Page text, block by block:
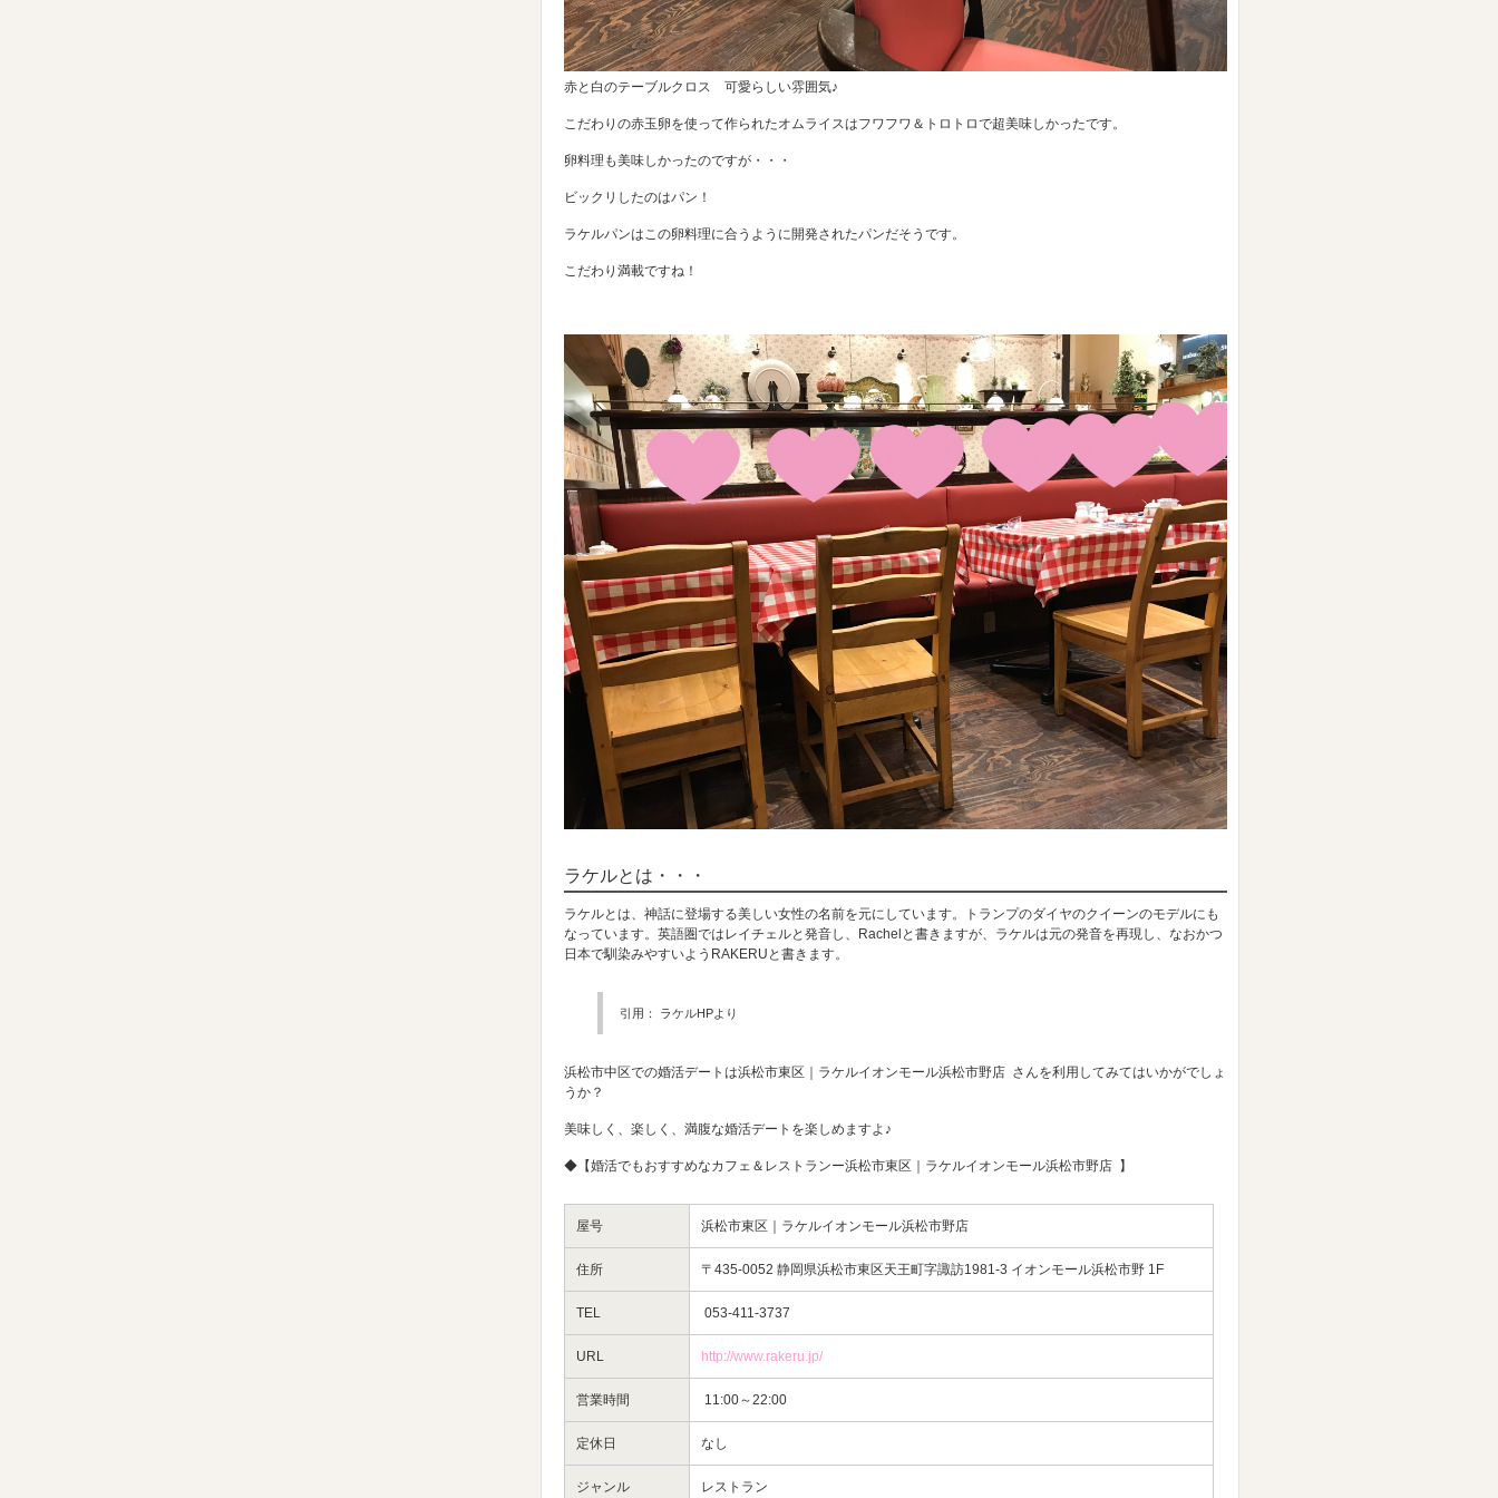
赤と白のテーブルクロス 可愛らしい雰囲気♪
こだわりの赤玉卵を使って作られたオムライスはフワフワ＆トロトロで超美味しかったです。
卵料理も美味しかったのですが・・・
ビックリしたのはパン！
ラケルパンはこの卵料理に合うように開発されたパンだそうです。
こだわり満載ですね！
ラケルとは・・・
ラケルとは、神話に登場する美しい女性の名前を元にしています。トランプのダイヤのクイーンのモデルにも
なっています。英語圏ではレイチェルと発音し、Rachelと書きますが、ラケルは元の発音を再現し、なおかつ
日本で馴染みやすいようRAKERUと書きます。
引用： ラケルHPより
浜松市中区での婚活デートは浜松市東区｜ラケルイオンモール浜松市野店 さんを利用してみてはいかがでしょ
うか？
美味しく、楽しく、満腹な婚活デートを楽しめますよ♪
◆【婚活でもおすすめなカフェ＆レストランー浜松市東区｜ラケルイオンモール浜松市野店 】
屋号 浜松市東区｜ラケルイオンモール浜松市野店
住所 〒435-0052 静岡県浜松市東区天王町字諏訪1981-3 イオンモール浜松市野 1F
TEL 053-411-3737
URL http://www.rakeru.jp/
営業時間 11:00～22:00
定休日 なし
ジャンル レストラン